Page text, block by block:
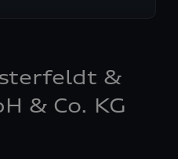
&
& Co. KG